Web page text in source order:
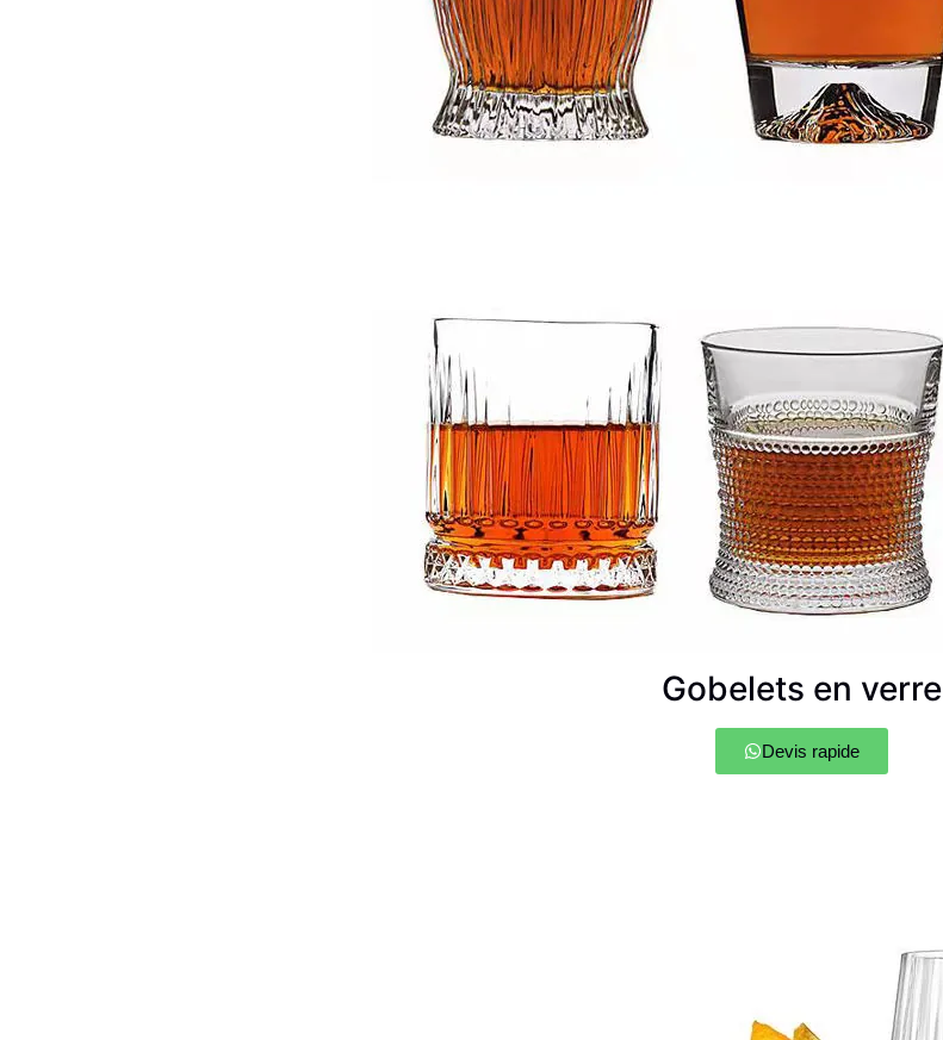
Gobelets en verre
Devis rapide